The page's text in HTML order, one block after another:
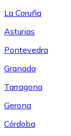
La Coruña
Asturias
Pontevedra
Granada
Tarragona
Gerona
Córdoba